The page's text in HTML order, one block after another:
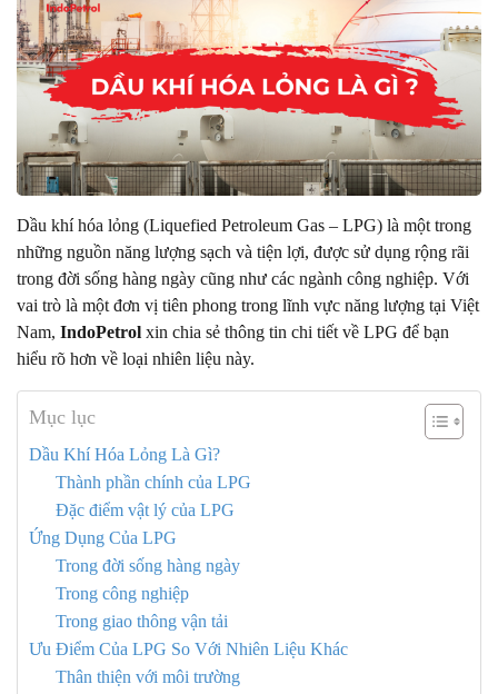
Dầu khí hóa lỏng (Liquefied Petroleum Gas – LPG) là một trong
những nguồn năng lượng sạch và tiện lợi, được sử dụng rộng rãi
trong đời sống hàng ngày cũng như các ngành công nghiệp. Với
vai trò là một đơn vị tiên phong trong lĩnh vực năng lượng tại Việt
Nam, IndoPetrol xin chia sẻ thông tin chi tiết về LPG để bạn
hiểu rõ hơn về loại nhiên liệu này.
Mục lục
Dầu Khí Hóa Lỏng Là Gì?
Thành phần chính của LPG
Đặc điểm vật lý của LPG
Ứng Dụng Của LPG
Trong đời sống hàng ngày
Trong công nghiệp
Trong giao thông vận tải
Ưu Điểm Của LPG So Với Nhiên Liệu Khác
Thân thiện với môi trường